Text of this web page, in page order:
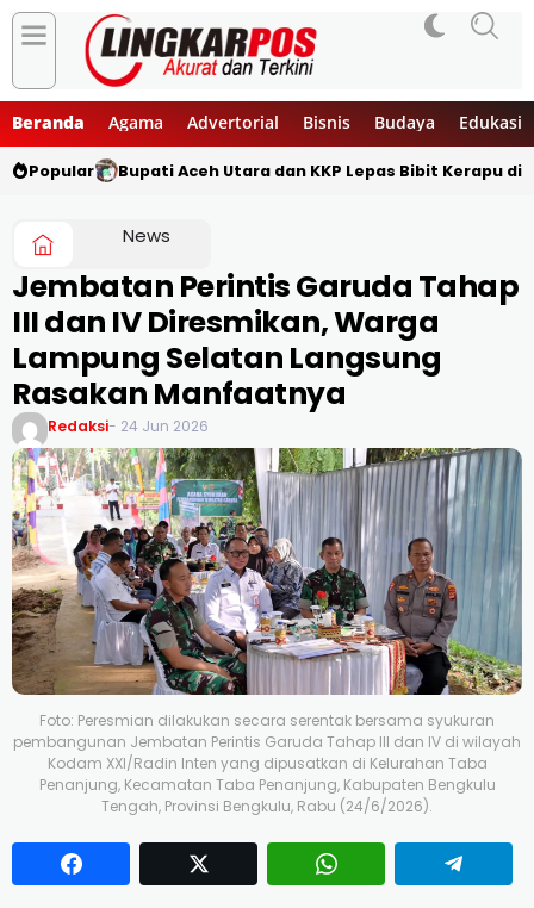
Beranda Agama Advertorial Bisnis Budaya Edukasi
Popular Bupati Aceh Utara dan KKP Lepas Bibit Kerapu di
News
Jembatan Perintis Garuda Tahap
III dan IV Diresmikan, Warga
Lampung Selatan Langsung
Rasakan Manfaatnya
Redaksi- 24 Jun 2026
Foto: Peresmian dilakukan secara serentak bersama syukuran
pembangunan Jembatan Perintis Garuda Tahap III dan IV di wilayah
Kodam XXI/Radin Inten yang dipusatkan di Kelurahan Taba
Penanjung, Kecamatan Taba Penanjung, Kabupaten Bengkulu
Tengah, Provinsi Bengkulu, Rabu (24/6/2026).